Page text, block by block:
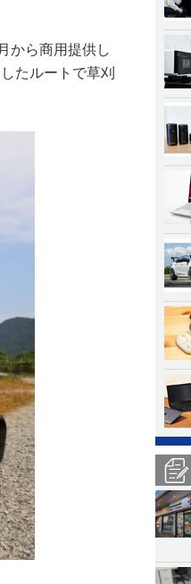
から商用提供し
たルートで草刈